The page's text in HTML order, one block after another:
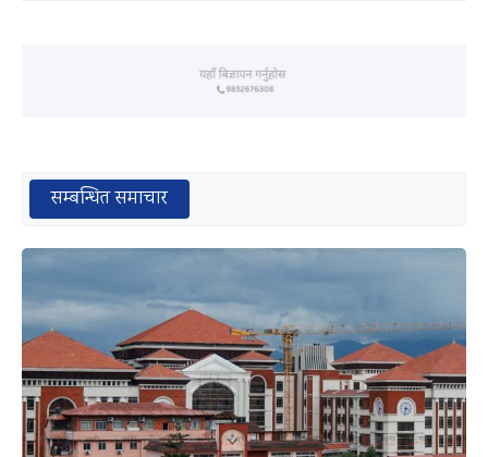
सम्बन्धित समाचार